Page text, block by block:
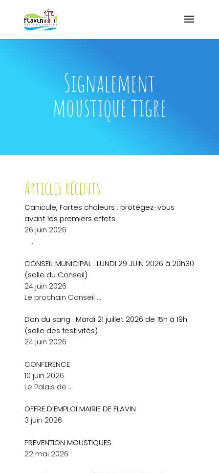
Signalement
moustique tigre
Articles récents
Canicule, Fortes chaleurs : protégez-vous
avant les premiers effets
26 juin 2026
…
CONSEIL MUNICIPAL : LUNDI 29 JUIN 2026 à 20h30
(salle du Conseil)
24 juin 2026
Le prochain Conseil …
Don du sang : Mardi 21 juillet 2026 de 15h à 19h
(salle des festivités)
24 juin 2026
CONFERENCE
10 juin 2026
Le Palais de …
OFFRE D’EMPLOI MAIRIE DE FLAVIN
3 juin 2026
PREVENTION MOUSTIQUES
22 mai 2026